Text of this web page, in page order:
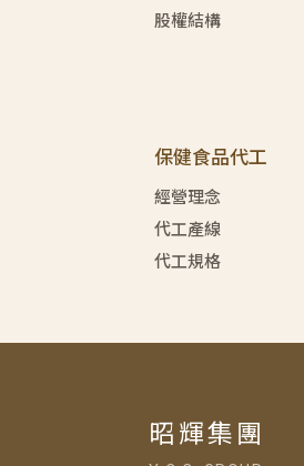
股權結構
保健食品代工
經營理念
代工產線
代工規格
昭輝集團